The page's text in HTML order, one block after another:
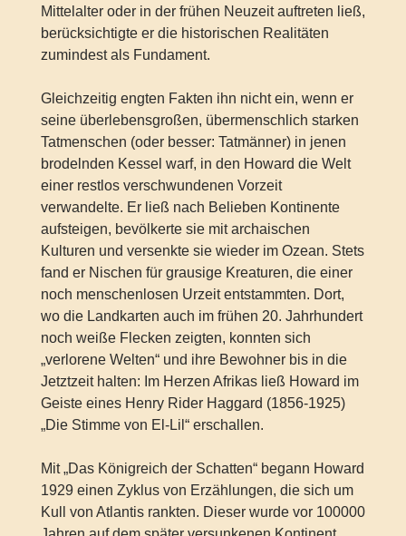
Mittelalter oder in der frühen Neuzeit auftreten ließ,
berücksichtigte er die historischen Realitäten
zumindest als Fundament.
Gleichzeitig engten Fakten ihn nicht ein, wenn er
seine überlebensgroßen, übermenschlich starken
Tatmenschen (oder besser: Tatmänner) in jenen
brodelnden Kessel warf, in den Howard die Welt
einer restlos verschwundenen Vorzeit
verwandelte. Er ließ nach Belieben Kontinente
aufsteigen, bevölkerte sie mit archaischen
Kulturen und versenkte sie wieder im Ozean. Stets
fand er Nischen für grausige Kreaturen, die einer
noch menschenlosen Urzeit entstammten. Dort,
wo die Landkarten auch im frühen 20. Jahrhundert
noch weiße Flecken zeigten, konnten sich
„verlorene Welten“ und ihre Bewohner bis in die
Jetztzeit halten: Im Herzen Afrikas ließ Howard im
Geiste eines Henry Rider Haggard (1856-1925)
„Die Stimme von El-Lil“ erschallen.
Mit „Das Königreich der Schatten“ begann Howard
1929 einen Zyklus von Erzählungen, die sich um
Kull von Atlantis rankten. Dieser wurde vor 100000